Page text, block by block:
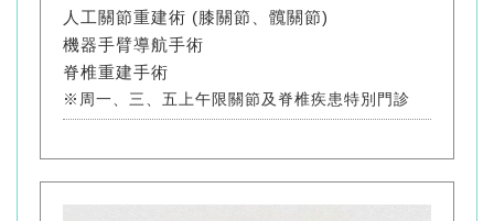
人工關節重建術 (膝關節、髖關節)
機器手臂導航手術
脊椎重建手術
※周一、三、五上午限關節及脊椎疾患特別門診